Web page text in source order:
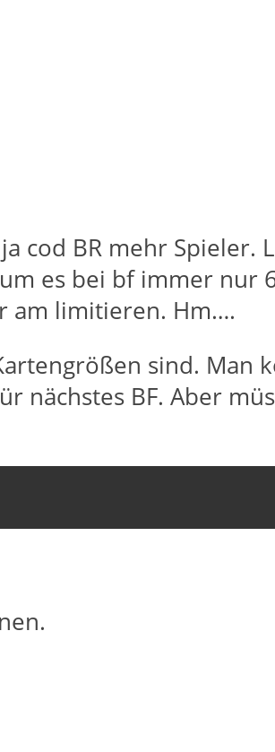
cod BR mehr Spieler.
es bei bf immer nur
am limitieren. Hm….
sind. Man
nächstes BF. Aber